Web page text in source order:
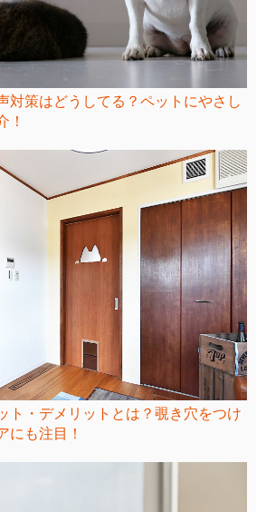
対策はどうしてる？ペットにやさし
！
ト・デメリットとは？覗き穴をつけ
にも注目！